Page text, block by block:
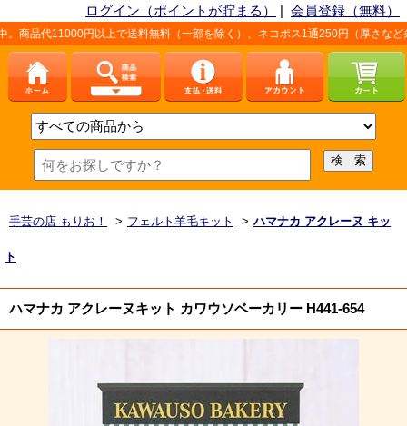
ログイン（ポイントが貯まる） | 会員登録（無料）
以上で送料無料（一部を除く）、ネコポス1通250円（厚さなど条件あり）。詳
手芸の店 もりお！ > フェルト羊毛キット > ハマナカ アクレーヌ キッ
ト
ハマナカ アクレーヌキット カワウソベーカリー H441-654